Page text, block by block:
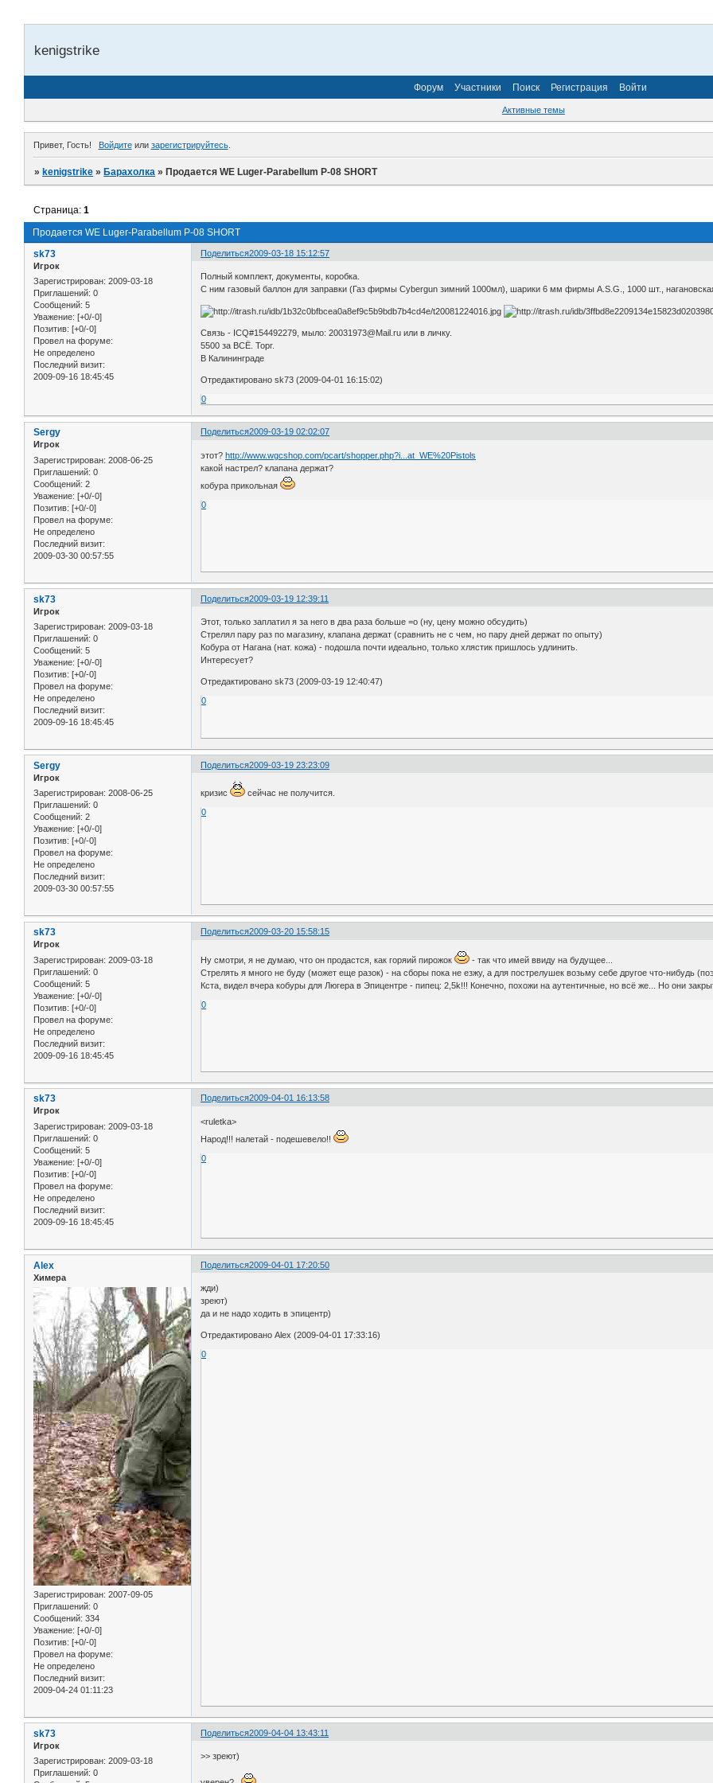
kenigstrike
Форум Участники Поиск Регистрация Войти
Активные темы
Привет, Гость! Войдитеили зарегистрируйтесь.
»kenigstrike »Барахолка »Продается WE Luger-Parabellum P-08 SHORT
Продается WE Luger-Parabellum P-08 SHORT
Страница:1
Поделиться2009-03-18 15:12:57
sk73
Игрок
Зарегистрирован: 2009-03-18
Приглашений: 0
Сообщений: 5
Уважение: [+0/-0]
Позитив: [+0/-0]
Провел на форуме:
Не определено
Последний визит:
2009-09-16 18:45:45
Полный комплект, документы, коробка.
С ним газовый баллон для заправки (Газ фирмы Cybergun зимний 1000мл), шарики 6 мм фирмы A.S.G., 1000 шт.,
Связь - ICQ#154492279, мыло: 20031973@Mail.ru или в личку.
5500 за ВСЁ. Торг.
В Калининграде
Отредактировано sk73 (2009-04-01 16:15:02)
0
Поделиться2009-03-19 02:02:07
Sergy
Игрок
Зарегистрирован: 2008-06-25
Приглашений: 0
Сообщений: 2
Уважение: [+0/-0]
Позитив: [+0/-0]
Провел на форуме:
Не определено
Последний визит:
2009-03-30 00:57:55
этот?http://www.wgcshop.com/pcart/shopper.php?i...at_WE%20Pistols
какой настрел? клапана держат?
кобура прикольная
0
Поделиться2009-03-19 12:39:11
sk73
Игрок
Зарегистрирован: 2009-03-18
Приглашений: 0
Сообщений: 5
Уважение: [+0/-0]
Позитив: [+0/-0]
Провел на форуме:
Не определено
Последний визит:
2009-09-16 18:45:45
Этот, только заплатил я за него в два раза больше =о (ну, цену можно обсудить)
Стрелял пару раз по магазину, клапана держат (сравнить не с чем, но пару дней держат по опыту)
Кобура от Нагана (нат. кожа) - подошла почти идеально, только хлястик пришлось удлинить.
Интересует?
Отредактировано sk73 (2009-03-19 12:40:47)
0
Поделиться2009-03-19 23:23:09
Sergy
Игрок
Зарегистрирован: 2008-06-25
Приглашений: 0
Сообщений: 2
Уважение: [+0/-0]
Позитив: [+0/-0]
Провел на форуме:
Не определено
Последний визит:
2009-03-30 00:57:55
кризис
сейчас не получится.
0
Поделиться2009-03-20 15:58:15
sk73
Игрок
Зарегистрирован: 2009-03-18
Приглашений: 0
Сообщений: 5
Уважение: [+0/-0]
Позитив: [+0/-0]
Провел на форуме:
Не определено
Последний визит:
2009-09-16 18:45:45
Ну смотри, я не думаю, что он продастся, как горяий пирожок
- так что имей ввиду на будущее...
Стрелять я много не буду (может еще разок) - на сборы пока не езжу, а для пострелушек возьму себе другое что-нибудь
Кста, видел вчера кобуры для Люгера в Эпицентре - пипец: 2,5k!!! Конечно, похожи на аутентичные, но всё же... Но они
0
Поделиться2009-04-01 16:13:58
sk73
Игрок
Зарегистрирован: 2009-03-18
Приглашений: 0
Сообщений: 5
Уважение: [+0/-0]
Позитив: [+0/-0]
Провел на форуме:
Не определено
Последний визит:
2009-09-16 18:45:45
<ruletka>
Народ!!! налетай - подешевело!!
0
Поделиться2009-04-01 17:20:50
Alex
Химера
Зарегистрирован: 2007-09-05
Приглашений: 0
Сообщений: 334
Уважение: [+0/-0]
Позитив: [+0/-0]
Провел на форуме:
Не определено
Последний визит:
2009-04-24 01:11:23
жди)
зреют)
да и не надо ходить в эпицентр)
Отредактировано Alex (2009-04-01 17:33:16)
0
Поделиться2009-04-04 13:43:11
sk73
Игрок
Зарегистрирован: 2009-03-18
Приглашений: 0
>> зреют)